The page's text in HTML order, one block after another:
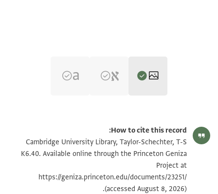
T-S K6.40 4r הגדל וסובב
T-S K6.40 1r
T-S K6.40 1v הגדל וסובב
How to cite this record:
Cambridge University Library, Taylor-Schechter, T-S
K6.40. Available online through the Princeton Geniza
Project at
https://geniza.princeton.edu/documents/23251/
(accessed August 8, 2026).